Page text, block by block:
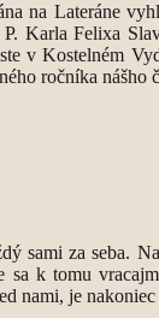
na Lateráne
Karla Felixa
v Kostelném
ročníka nášho
sami za seba.
sa k tomu
nami, je